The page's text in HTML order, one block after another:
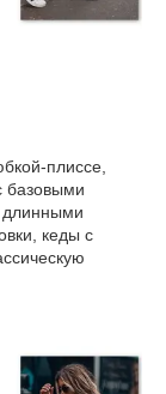
плиссе,
базовыми
кеды с